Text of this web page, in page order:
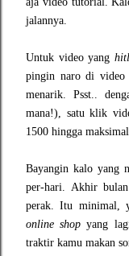
jalannya.
Untuk video yang
pingin naro di video
menarik. Psst..
mana!), satu klik
1500 hingga
Bayangin kalo yang
per-hari. Akhir
perak. Itu minimal,
online shop yang
traktir kamu makan